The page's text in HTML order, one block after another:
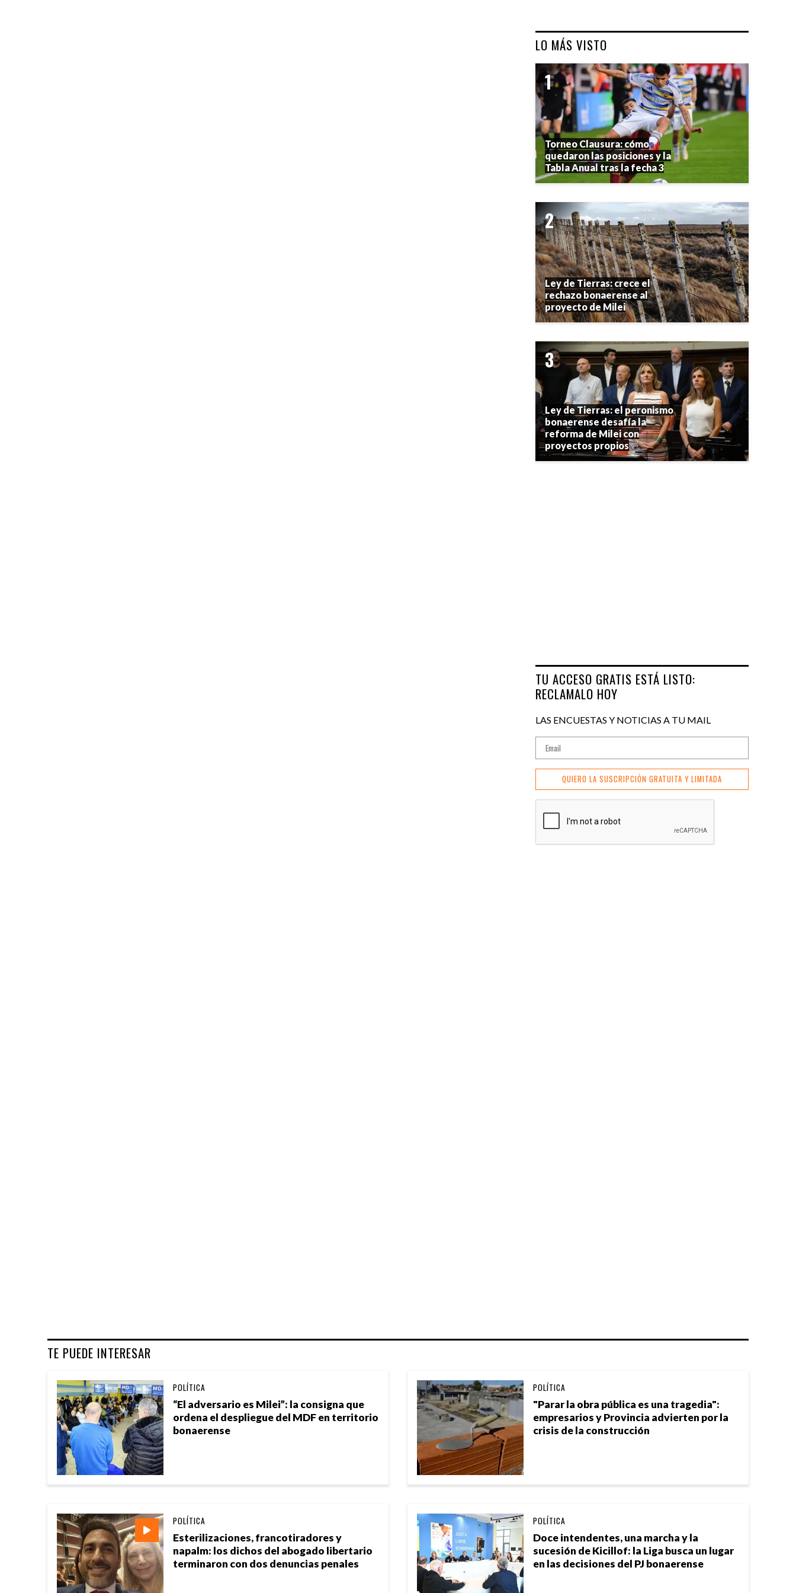
TE PUEDE INTERESAR
“El adversario es Milei”: la consigna que
ordena el despliegue del MDF en territorio
bonaerense
POLÍTICA
"Parar la obra pública es una tragedia":
empresarios y Provincia advierten por la
crisis de la construcción
POLÍTICA
Esterilizaciones, francotiradores y
napalm: los dichos del abogado libertario
terminaron con dos denuncias penales
POLÍTICA
Doce intendentes, una marcha y la
sucesión de Kicillof: la Liga busca un lugar
en las decisiones del PJ bonaerense
POLÍTICA
LO MÁS VISTO
Torneo Clausura: cómo
quedaron las posiciones y la
Tabla Anual tras la fecha 3
Ley de Tierras: crece el
rechazo bonaerense al
proyecto de Milei
Ley de Tierras: el peronismo
bonaerense desafía la
reforma de Milei con
proyectos propios
TU ACCESO GRATIS ESTÁ LISTO:
RECLAMALO HOY
LAS ENCUESTAS Y NOTICIAS A TU MAIL
QUIERO LA SUSCRIPCIÓN GRATUITA Y LIMITADA